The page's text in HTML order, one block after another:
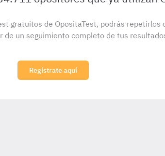
gratuitos de OpositaTest, podrás repetirlos
de un seguimiento completo de tus
Regístrate aquí